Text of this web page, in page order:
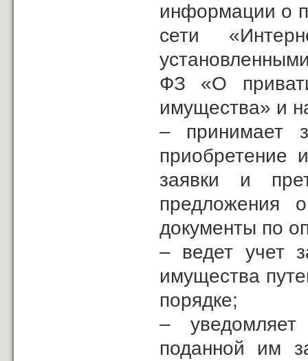
информации о
сети
ФЗ «О
имущества» и
– принимает
приобретение
заявки и
предложения
документы по
– ведет учет
имущества
порядке;
–
поданной им